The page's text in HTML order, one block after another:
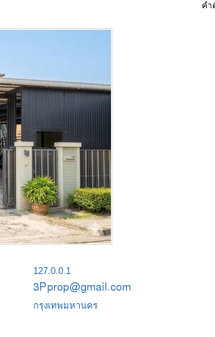
127.0.0.1
กรุงเทพมหานคร
คำ